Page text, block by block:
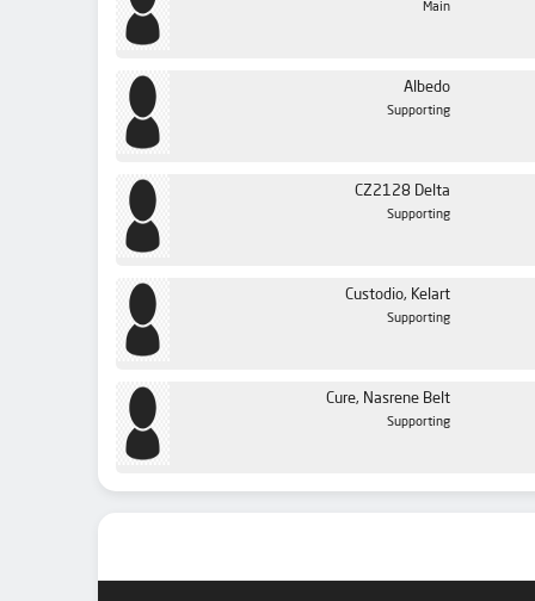
Main
Albedo
Supporting
CZ2128 Delta
Supporting
Custodio, Kelart
Supporting
Cure, Nasrene Belt
Supporting